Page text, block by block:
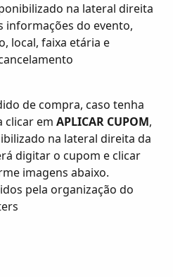
na lateral direita
informações do evento,
local, faixa etária e
de compra, caso tenha
clicar em APLICAR CUPOM,
na lateral direita da
digitar o cupom e clicar
imagens abaixo.
pela organização do